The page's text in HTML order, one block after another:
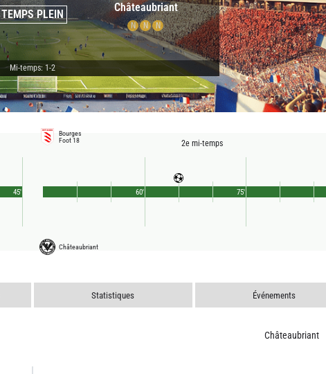
TEMPS PLEIN Châteaubriant
N N
N
Mi-temps: 1-2
45'
Bourges
Foot 18
2e mi-temps
Châteaubriant
60' 75'
Statistiques Événements
Châteaubriant